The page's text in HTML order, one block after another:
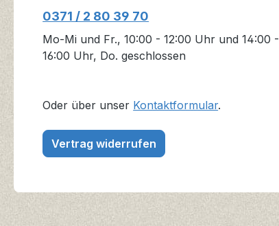
0371 / 2 80 39 70
Mo-Mi und Fr., 10:00 - 12:00 Uhr und 14:00 -
16:00 Uhr, Do. geschlossen
Oder über unser Kontaktformular.
Vertrag widerrufen